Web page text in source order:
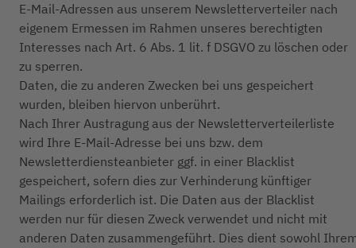
E-Mail-Adressen aus unserem Newsletterverteiler nach
eigenem Ermessen im Rahmen unseres berechtigten
Interesses nach Art. 6 Abs. 1 lit. f DSGVO zu löschen oder
zu sperren.
Daten, die zu anderen Zwecken bei uns gespeichert
wurden, bleiben hiervon unberührt.
Nach Ihrer Austragung aus der Newsletterverteilerliste
wird Ihre E-Mail-Adresse bei uns bzw. dem
Newsletterdiensteanbieter ggf. in einer Blacklist
gespeichert, sofern dies zur Verhinderung künftiger
Mailings erforderlich ist. Die Daten aus der Blacklist
werden nur für diesen Zweck verwendet und nicht mit
anderen Daten zusammengeführt. Dies dient sowohl